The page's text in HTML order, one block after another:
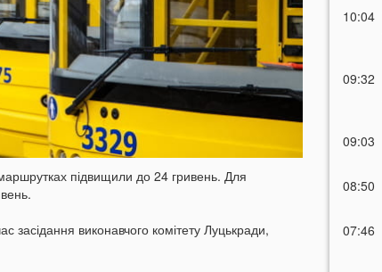
підвищили до 24 гривень. Для
засідання виконавчого комітету Луцькради,
10:04
09:32
09:03
08:50
07:46